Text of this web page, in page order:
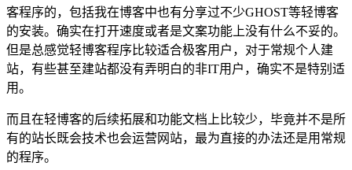
客程序的，包括我在博客中也有分享过不少GHOST等轻博客
的安装。确实在打开速度或者是文案功能上没有什么不妥的。
但是总感觉轻博客程序比较适合极客用户，对于常规个人建
站，有些甚至建站都没有弄明白的非IT用户，确实不是特别适
用。
而且在轻博客的后续拓展和功能文档上比较少，毕竟并不是所
有的站长既会技术也会运营网站，最为直接的办法还是用常规
的程序。